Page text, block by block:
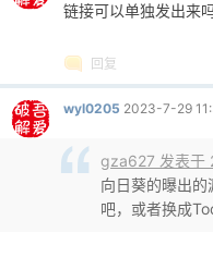
链接可以单独发出来吗
回复
wyl0205 2023-7-29
gza627 发表于
向日葵的曝出
吧，或者换成